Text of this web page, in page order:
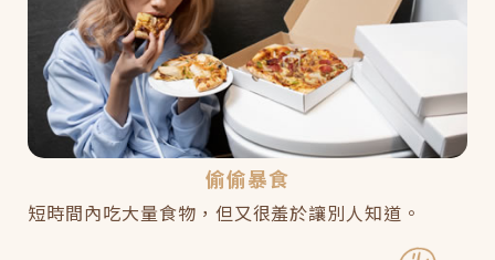
偷偷暴食
短時間內吃大量食物，但又很羞於讓別人知道。